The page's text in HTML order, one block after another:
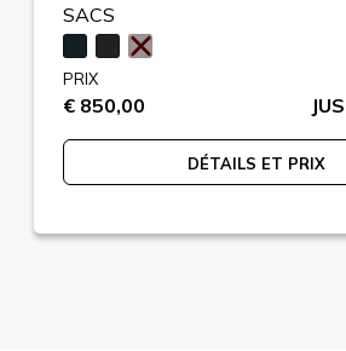
SACS
PRIX
€ 850,00
DÉTAILS ET PRIX